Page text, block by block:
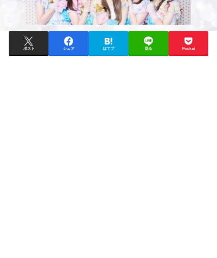
ポスト シェア はてブ 送る Pocket